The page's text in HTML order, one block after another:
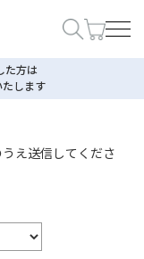
た方は
します
え送信してくださ